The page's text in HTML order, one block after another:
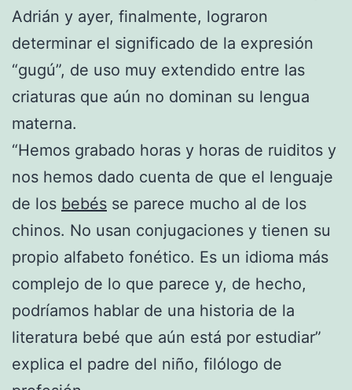
Adrián y ayer, finalmente, lograron
determinar el significado de la expresión
“gugú”, de uso muy extendido entre las
criaturas que aún no dominan su lengua
materna.
“Hemos grabado horas y horas de ruiditos y
nos hemos dado cuenta de que el lenguaje
de los bebés se parece mucho al de los
chinos. No usan conjugaciones y tienen su
propio alfabeto fonético. Es un idioma más
complejo de lo que parece y, de hecho,
podríamos hablar de una historia de la
literatura bebé que aún está por estudiar”
explica el padre del niño, filólogo de